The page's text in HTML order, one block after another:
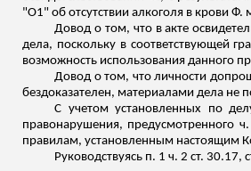
"О1" об отсутствии алкоголя в крови
Довод о том, что в акте
дела, поскольку в соответствующей
возможность использования данного
Довод о том, что личности
бездоказателен, материалами дела не
С учетом установленных по
правонарушения, предусмотренного
правилам, установленным настоящим
Руководствуясь п. 1 ч. 2 ст.